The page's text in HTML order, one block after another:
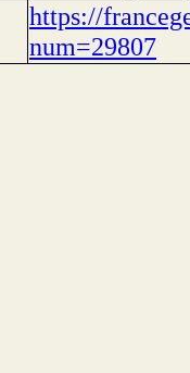
https://
num=29807